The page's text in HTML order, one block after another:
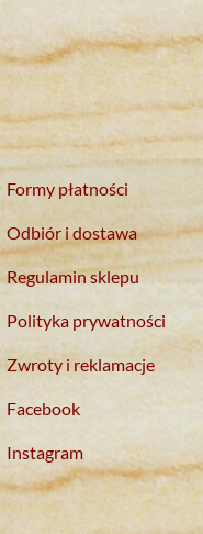
Formy płatności
Odbiór i dostawa
Regulamin sklepu
Polityka prywatności
Zwroty i reklamacje
Facebook
Instagram